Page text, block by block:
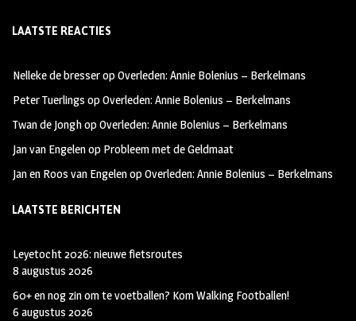
b
oo
k
ag
m
tt
LAATSTE REACTIES
Nelleke de bresseropOverleden: Annie Bolenius – Berkelmans
Peter Tuerlings opOverleden: Annie Bolenius – Berkelmans
Twan de JonghopOverleden: Annie Bolenius – Berkelmans
Jan van Engelenop Probleem met de Geldmaat
Jan en Roos van EngelenopOverleden: Annie Bolenius – Berkelmans
LAATSTE BERICHTEN
Leyetocht 2026: nieuwe fietsroutes
8 augustus 2026
60+ en nog zin om te voetballen? Kom Walking Footballen!
6 augustus 2026